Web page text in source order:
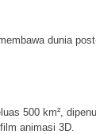
dunia
500 km²,
animasi 3D.